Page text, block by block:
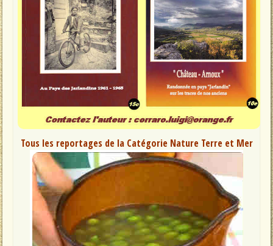
Tous les reportages de la Catégorie Nature Terre et Mer